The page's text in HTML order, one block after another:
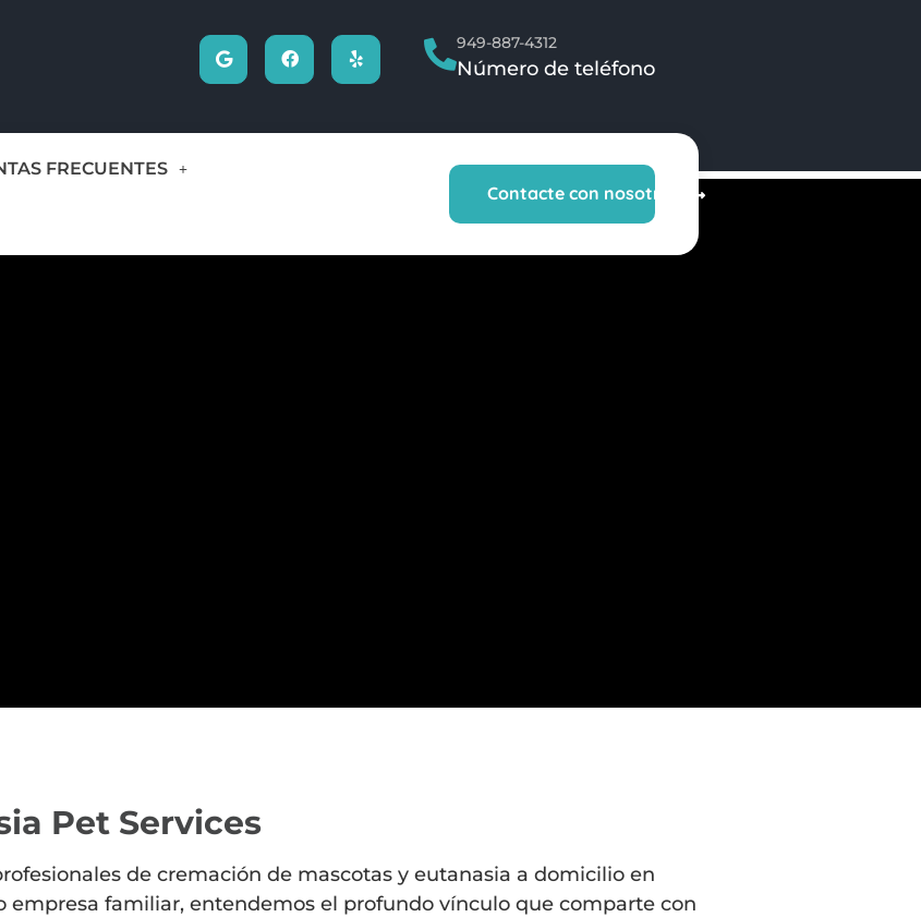
949-887-4312
Número de teléfono
FRECUENTES
Contacte con nosotros
Pet Services
de cremación de mascotas y eutanasia a domicilio en
empresa familiar, entendemos el profundo vínculo que comparte con